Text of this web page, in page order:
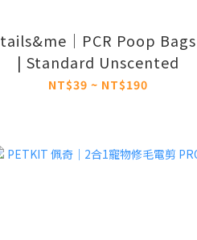
tails&me｜PCR Poop Bags
| Standard Unscented
NT$39 ~ NT$190